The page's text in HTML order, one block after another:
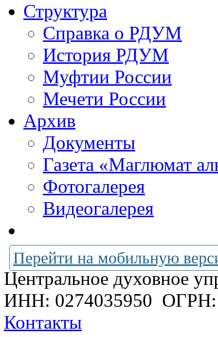
Структура
Справка о РДУМ
История РДУМ
Муфтии России
Мечети России
Архив
Документы
Газета «Маглюмат
Фотогалерея
Видеогалерея
Перейти на мобильную
Центральное духовное
ИНН: 0274035950 ОГРН:
Контакты